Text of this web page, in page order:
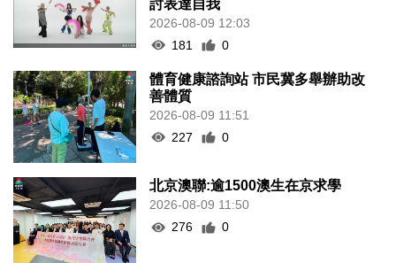
討表達自我
2026-08-09 12:03
181
0
體育健康諮詢站 市民冀多舉辦助改
善體質
2026-08-09 11:51
227
0
北京澳聯:逾1500澳生在京求學
2026-08-09 11:50
276
0